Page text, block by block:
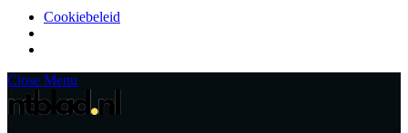
Cookiebeleid
Close Menu